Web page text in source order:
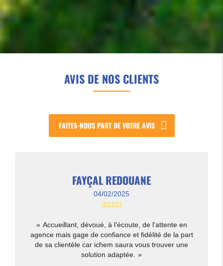
AVIS DE NOS CLIENTS
FAITES-NOUS PART DE VOTRE AVIS
FAYÇAL REDOUANE
04/02/2025
Accueillant, dévoué, à l'écoute, de l'attente en
agence mais gage de confiance et fidélité de la part
de sa clientèle car ichem saura vous trouver une
solution adaptée.